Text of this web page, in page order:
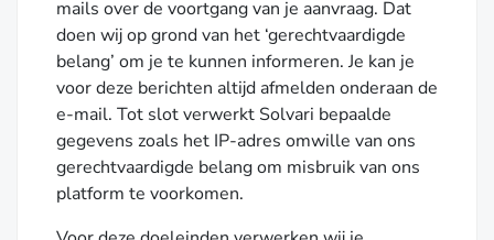
mails over de voortgang van je aanvraag. Dat
doen wij op grond van het ‘gerechtvaardigde
belang’ om je te kunnen informeren. Je kan je
voor deze berichten altijd afmelden onderaan de
e-mail. Tot slot verwerkt Solvari bepaalde
gegevens zoals het IP-adres omwille van ons
gerechtvaardigde belang om misbruik van ons
platform te voorkomen.